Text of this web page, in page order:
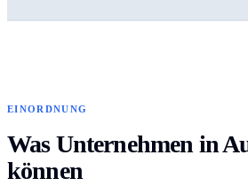
EINORDNUNG
Was Unternehmen in
können